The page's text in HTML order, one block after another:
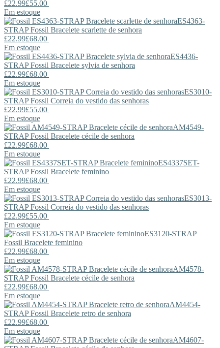
£22.99£55.00
Em estoque
ES4363-
STRAPFossil Bracelete scarlette de senhora
£22.99£68.00
Em estoque
ES4436-
STRAPFossil Bracelete sylvia de senhora
£22.99£68.00
Em estoque
ES3010-
STRAPFossil Correia do vestido das senhoras
£22.99£55.00
Em estoque
AM4549-
STRAPFossil Bracelete cécile de senhora
£22.99£68.00
Em estoque
ES4337SET-
STRAPFossil Bracelete feminino
£22.99£68.00
Em estoque
ES3013-
STRAPFossil Correia do vestido das senhoras
£22.99£55.00
Em estoque
ES3120-STRAP
Fossil Bracelete feminino
£22.99£68.00
Em estoque
AM4578-
STRAPFossil Bracelete cécile de senhora
£22.99£68.00
Em estoque
AM4454-
STRAPFossil Bracelete retro de senhora
£22.99£68.00
Em estoque
AM4607-